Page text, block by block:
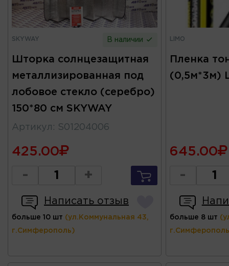
SKYWAY В наличии
Шторка солнцезащитная
металлизированная под
лобовое стекло (серебро)
150*80 см SKYWAY
Артикул : S01204006
425.00
- +
Написать отзыв
больше 10 шт (ул.Коммунальная 43,
г.Симферополь)
LIMO
Пленка
(0,5м*3м)
645.00
-
больше 8 шт